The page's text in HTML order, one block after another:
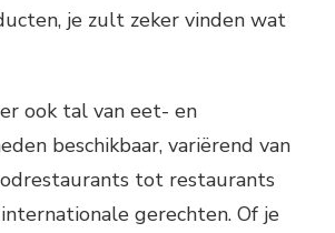
je zult zeker vinden wat
ook tal van eet- en
beschikbaar, variërend van
tot restaurants
gerechten. Of je